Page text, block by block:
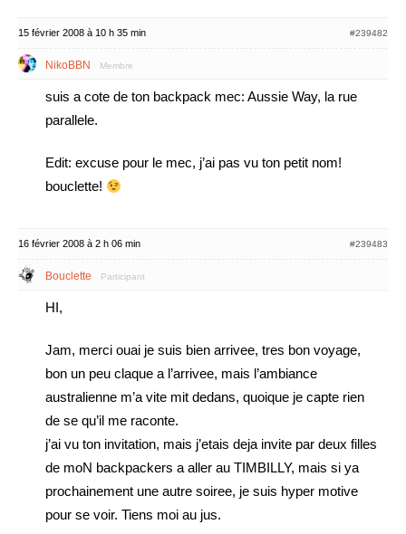
15 février 2008 à 10 h 35 min #239482
NikoBBN Membre
suis a cote de ton backpack mec: Aussie Way, la rue
parallele.
Edit: excuse pour le mec, j’ai pas vu ton petit nom!
bouclette!
16 février 2008 à 2 h 06 min #239483
Bouclette Participant
HI,
Jam, merci ouai je suis bien arrivee, tres bon voyage,
bon un peu claque a l’arrivee, mais l’ambiance
australienne m’a vite mit dedans, quoique je capte rien
de se qu’il me raconte.
j’ai vu ton invitation, mais j’etais deja invite par deux filles
de moN backpackers a aller au TIMBILLY, mais si ya
prochainement une autre soiree, je suis hyper motive
pour se voir. Tiens moi au jus.